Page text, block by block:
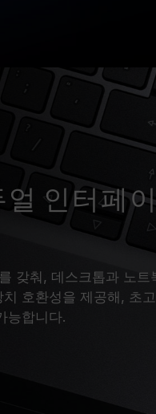
듀얼 인터페
갖춰, 데스크톱과 노트
호환성을 제공해, 초
능합니다.